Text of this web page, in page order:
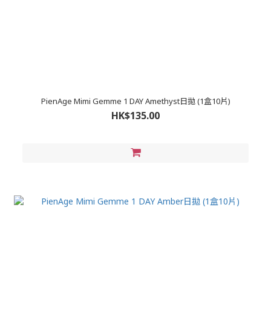
PienAge Mimi Gemme 1 DAY Amethyst日拋 (1盒10片)
HK$135.00